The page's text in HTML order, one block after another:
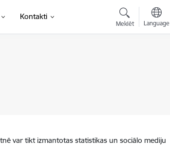
Kontakti
Meklēt Language
var tikt izmantotas statistikas un sociālo mediju